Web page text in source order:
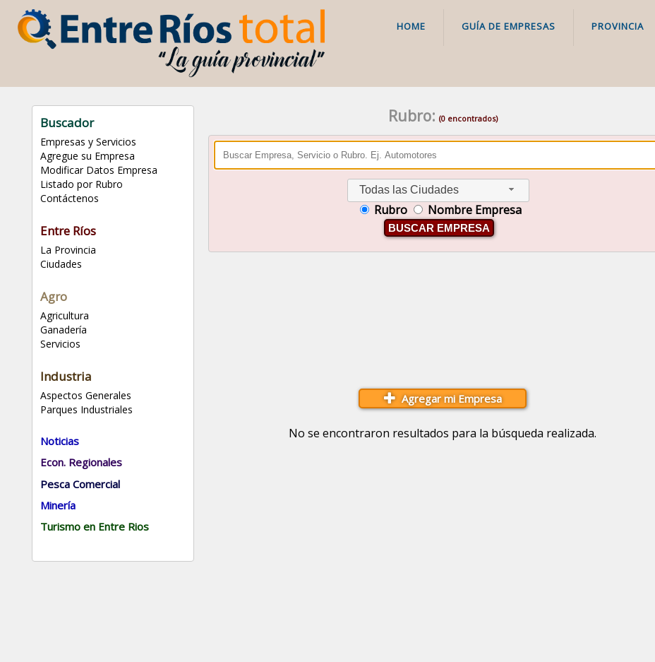
HOME GUÍA DE EMPRESAS PROVINCIA
Buscador
Empresas y Servicios
Agregue su Empresa
Modificar Datos Empresa
Listado por Rubro
Contáctenos
Entre Ríos
La Provincia
Ciudades
Agro
Agricultura
Ganadería
Servicios
Industria
Aspectos Generales
Parques Industriales
Noticias
Econ. Regionales
Pesca Comercial
Minería
Turismo en Entre Rios
Rubro: (0 encontrados)
Todas las Ciudades
Rubro Nombre Empresa
BUSCAR EMPRESA
Agregar mi Empresa
No se encontraron resultados para la búsqueda realizada.